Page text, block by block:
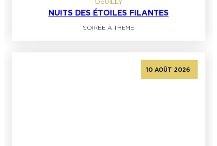
NUITS DES ÉTOILES FILANTES
SOIRÉE À THÈME
10 AOÛT 2026